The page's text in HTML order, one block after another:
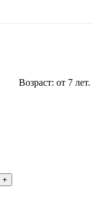
Возраст: от 7 лет.
+